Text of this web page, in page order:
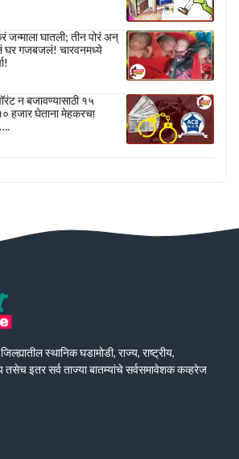
जन्माला घातली; तीन पोरं अन्
घर गजबजलं! चारवनमध्ये
न बजावण्यासाठी १५
हजार घेताना मेहकरचा
स्थानिक घडामोडी, राज्य, राष्ट्रीय,
तसेच इतर सर्व ताज्या बातम्यांचे सर्वसमावेशक कव्हरेज